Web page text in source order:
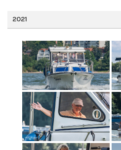
2021